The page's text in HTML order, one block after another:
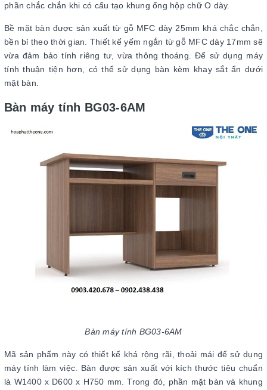
phần chắc chắn khi có cấu tạo khung ống hộp chữ O dày.
Bề mặt bàn được sản xuất từ gỗ MFC dày 25mm khá chắc chắn,
bền bỉ theo thời gian. Thiết kế yếm ngắn từ gỗ MFC dày 17mm sẽ
vừa đảm bảo tính riêng tư, vừa thông thoáng. Để sử dụng máy
tính thuận tiện hơn, có thể sử dụng bàn kèm khay sắt ẩn dưới
mặt bàn.
Bàn máy tính BG03-6AM
Bàn máy tính BG03-6AM
Mã sản phẩm này có thiết kế khá rộng rãi, thoải mái để sử dụng
máy tính làm việc. Bàn được sản xuất với kích thước tiêu chuẩn
là W1400 x D600 x H750 mm. Trong đó, phần mặt bàn và khung